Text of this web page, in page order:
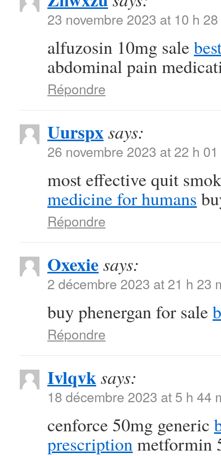
23 novembre 2023 at 10 h
alfuzosin 10mg sale
abdominal pain
Répondre
Uurspxsays:
26 novembre 2023 at 22 h
most effective quit
medicine for humans
Répondre
Oxexie says:
2 décembre 2023 at 21 h 23
buy phenergan for sale
Répondre
Ivlqvksays:
18 décembre 2023 at 5 h 44
cenforce 50mg generic
prescriptionmetformin